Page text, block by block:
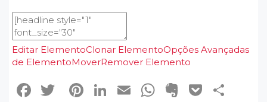
Editar ElementoClonar ElementoOpções Avançadas
de ElementoMoverRemover Elemento
Facebook
Twitter
Pinterest
LinkedIn
EmailWhatsApp
Evernote